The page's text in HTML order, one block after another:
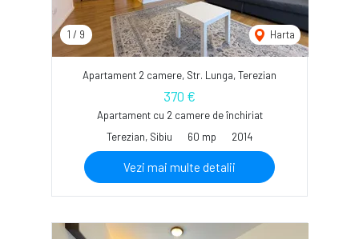
1 / 9 Harta
Apartament 2 camere, Str. Lunga, Terezian
370 €
Apartament cu 2 camere de închiriat
Terezian, Sibiu
60 mp 2014
Vezi mai multe detalii